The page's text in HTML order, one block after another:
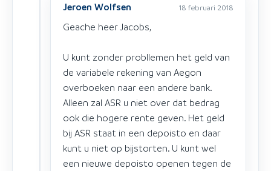
Jeroen Wolfsen 18 februari 2018
Geache heer Jacobs,
U kunt zonder probllemen het geld van
de variabele rekening van Aegon
overboeken naar een andere bank.
Alleen zal ASR u niet over dat bedrag
ook die hogere rente geven. Het geld
bij ASR staat in een depoisto en daar
kunt u niet op bijstorten. U kunt wel
een nieuwe depoisto openen tegen de